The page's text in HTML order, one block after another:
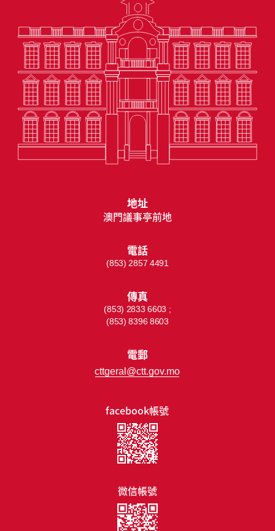
facebook帳號
微信帳號
地址
澳門議事亭前地
電話
(853) 2857 4491
傳真
(853) 2833 6603 ;
(853) 8396 8603
電郵
cttgeral@ctt.gov.mo